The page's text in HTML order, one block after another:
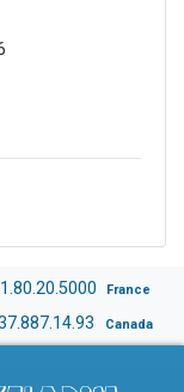
France
Canada